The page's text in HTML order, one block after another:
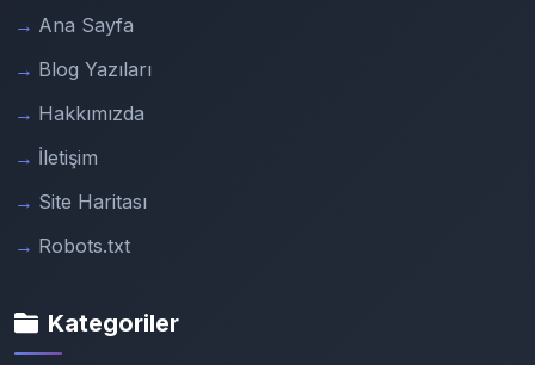
Ana Sayfa
Blog Yazıları
Hakkımızda
İletişim
Site Haritası
Robots.txt
Kategoriler